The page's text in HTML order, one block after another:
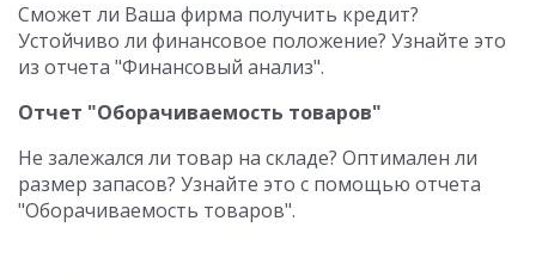
Сможет ли Ваша фирма получить кредит?
Устойчиво ли финансовое положение? Узнайте это
из отчета "Финансовый анализ".
Отчет "Оборачиваемость товаров"
Не залежался ли товар на складе? Оптимален ли
размер запасов? Узнайте это с помощью отчета
"Оборачиваемость товаров".